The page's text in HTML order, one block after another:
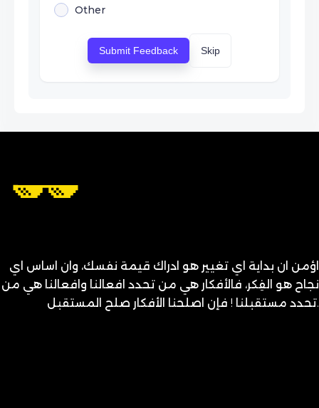
Other
Submit Feedback Skip
اؤمن ان بداية اي تغيير هو ادراك قيمة نفسك، وان اساس اي
نجاح هو الفِكر، فالأفكار هي من تحدد افعالنا وافعالنا هي من
تحدد مستقبلنا ! فإن اصلحنا الأفكار صلح المستقبل.